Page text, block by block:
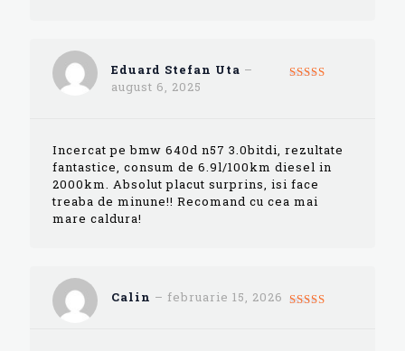
Eduard Stefan Uta –
august 6, 2025
Incercat pe bmw 640d n57 3.0bitdi, rezultate
fantastice, consum de 6.9l/100km diesel in
2000km. Absolut placut surprins, isi face
treaba de minune!! Recomand cu cea mai
mare caldura!
Calin – februarie 15, 2026